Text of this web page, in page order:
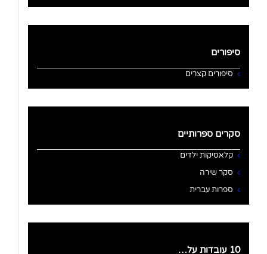
סיפורים
סיפורים קצרים
סקרים ספרותיים
קלאסיקות ילדים
סקר שירה
ספרות עברית
10 עובדות על…